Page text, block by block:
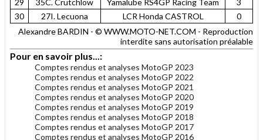
29
35C. Crutchlow Yamalube RS4GP Racing Team
3
30
27I. Lecuona LCR Honda CASTROL
0
Alexandre BARDIN - © WWW.MOTO-NET.COM - Reproduction
interdite sans autorisation préalable
Pour en savoir plus...:
Comptes rendus et analyses MotoGP 2023
Comptes rendus et analyses MotoGP 2022
Comptes rendus et analyses MotoGP 2021
Comptes rendus et analyses MotoGP 2020
Comptes rendus et analyses MotoGP 2019
Comptes rendus et analyses MotoGP 2018
Comptes rendus et analyses MotoGP 2017
Comptes rendus et analyses MotoGP 2016